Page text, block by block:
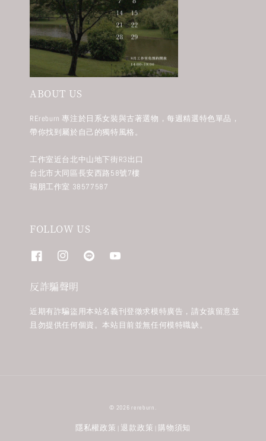
ABOUT US
REreburn 專注於日系女裝與古著選物，每週精選特色單品，
帶你找到屬於自己的獨特風格。
工作室近台北中山地下街R3出口
台北市大同區長安西路58號7樓
瑞朋工作室 38577587
FOLLOW US
反詐騙聲明
近期有詐騙盜用本站名義刊登徵求模特廣告，請女孩留意並
且勿提供任何個資。本站目前並無任何模特職缺。
© 2026 rereburn.
隱私權政策 退款政策 購物須知